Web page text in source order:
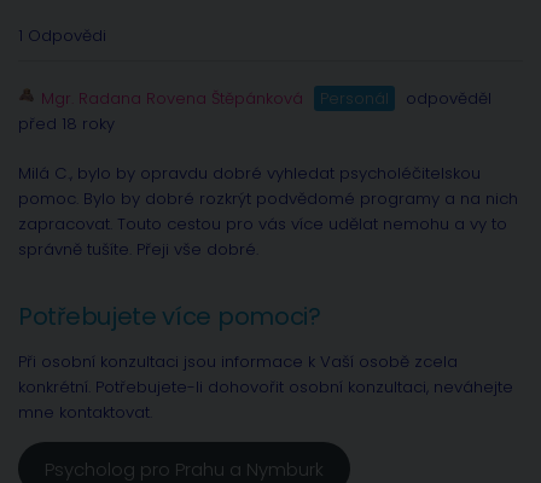
1 Odpovědi
Mgr. Radana Rovena Štěpánková Personál
odpověděl
před 18 roky
Milá C., bylo by opravdu dobré vyhledat psycholéčitelskou
pomoc. Bylo by dobré rozkrýt podvědomé programy a na nich
zapracovat. Touto cestou pro vás více udělat nemohu a vy to
správně tušíte. Přeji vše dobré.
Potřebujete více pomoci?
Při osobní konzultaci jsou informace k Vaší osobě zcela
konkrétní. Potřebujete-li dohovořit osobní konzultaci, neváhejte
mne kontaktovat.
Psycholog pro Prahu a Nymburk